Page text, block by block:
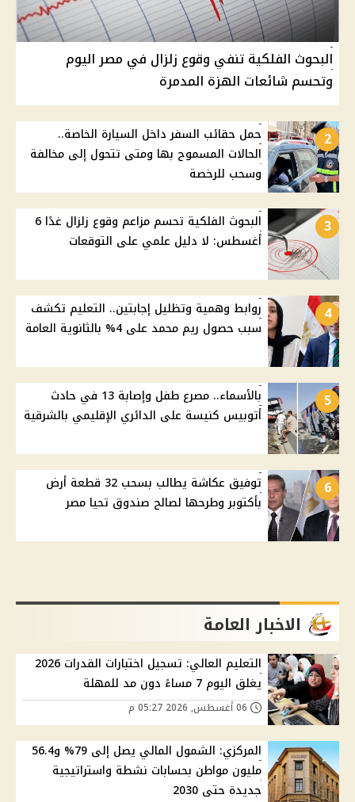
البحوث الفلكية تنفي وقوع زلزال في مصر اليوم
وتحسم شائعات الهزة المدمرة
2
حمل حقائب السفر داخل السيارة الخاصة..
الحالات المسموح بها ومتى تتحول إلى مخالفة
وسحب للرخصة
3
البحوث الفلكية تحسم مزاعم وقوع زلزال غدًا 6
أغسطس: لا دليل علمي على التوقعات
4
روابط وهمية وتظليل إجابتين.. التعليم تكشف
سبب حصول ريم محمد على 4% بالثانوية العامة
5
بالأسماء.. مصرع طفل وإصابة 13 في حادث
أتوبيس كنيسة على الدائري الإقليمي بالشرقية
6
توفيق عكاشة يطالب بسحب 32 قطعة أرض
بأكتوبر وطرحها لصالح صندوق تحيا مصر
الاخبار العامة
التعليم العالي: تسجيل اختبارات القدرات 2026
يغلق اليوم 7 مساءً دون مد للمهلة
المركزي: الشمول المالي يصل إلى 79% و56.4
مليون مواطن بحسابات نشطة واستراتيجية
جديدة حتى 2030